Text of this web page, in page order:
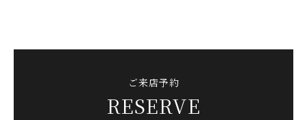
ご来店予約
RESERVE